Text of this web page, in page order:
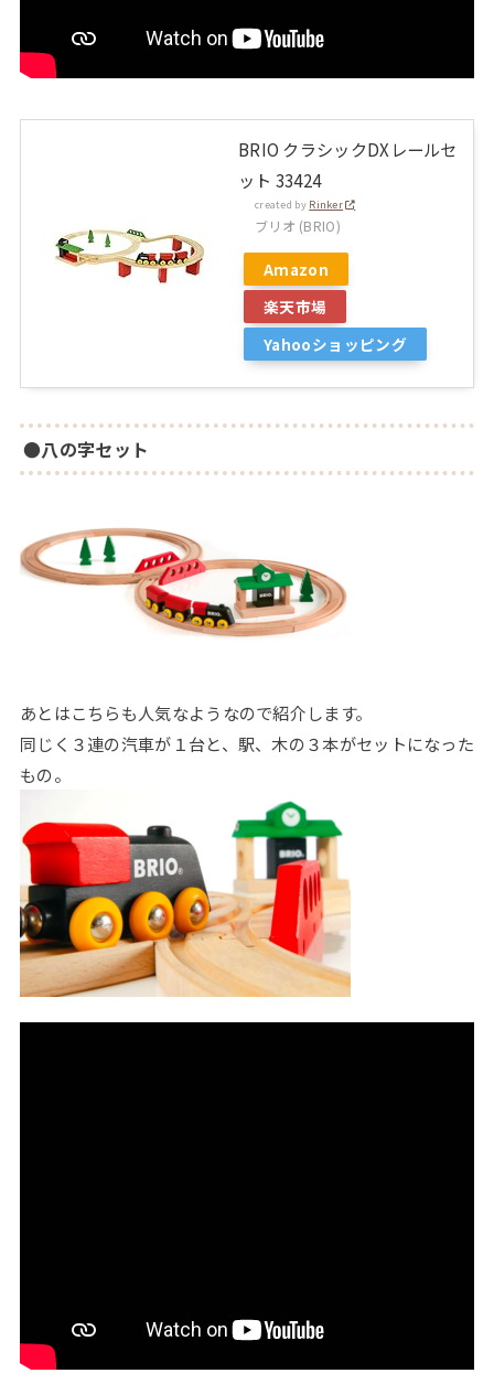
BRIO クラシックDXレールセ
ット 33424
created by Rinker
ブリオ (BRIO)
Amazon
楽天市場
Yahooショッピング
●八の字セット
あとはこちらも人気なようなので紹介します。
同じく３連の汽車が１台と、駅、木の３本がセットになった
もの。